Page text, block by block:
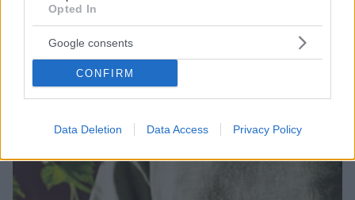
Opted In
Google consents
CONFIRM
Data Deletion Data Access Privacy Policy
4 δροσερές καλοκαιρινές σαλάτες με αγγούρι
Μία από τις πρώτες εικόνες που σχηματίζονται στο
μυαλό μας ακούγοντας τη λέξη καλοκαίρι είναι ένα
πιάτο με πληθωρική χωριάτικη σαλάτα, λουσμένη στο